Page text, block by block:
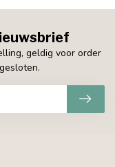
geldig voor order